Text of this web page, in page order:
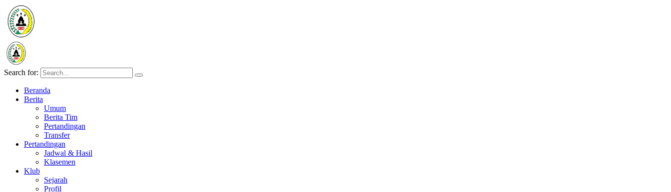
Search for:
Beranda
Berita
Umum
Berita Tim
Pertandingan
Transfer
Pertandingan
Jadwal & Hasil
Klasemen
Klub
Sejarah
Profil